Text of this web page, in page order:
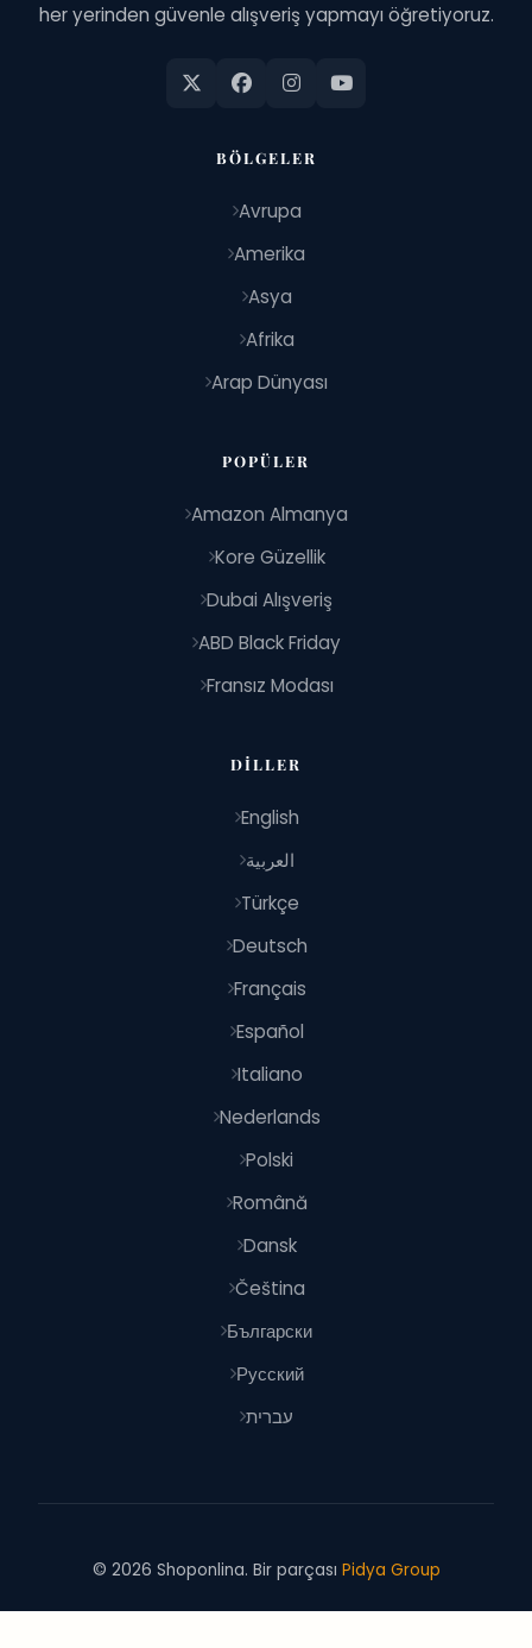
her yerinden güvenle alışveriş yapmayı öğretiyoruz.
BÖLGELER
Avrupa
Amerika
Asya
Afrika
Arap Dünyası
POPÜLER
Amazon Almanya
Kore Güzellik
Dubai Alışveriş
ABD Black Friday
Fransız Modası
DILLER
English
العربية
Türkçe
Deutsch
Français
Español
Italiano
Nederlands
Polski
Română
Dansk
Čeština
Български
Русский
עברית
© 2026 Shoponlina. Bir parçası Pidya Group